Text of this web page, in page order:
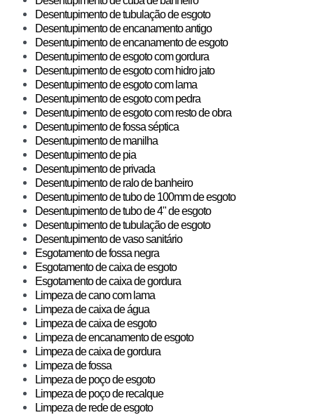
Desentupimento de tubulação de esgoto
Desentupimento de encanamento antigo
Desentupimento de encanamento de esgoto
Desentupimento de esgoto com gordura
Desentupimento de esgoto com hidro jato
Desentupimento de esgoto com lama
Desentupimento de esgoto com pedra
Desentupimento de esgoto com resto de obra
Desentupimento de fossa séptica
Desentupimento de manilha
Desentupimento de pia
Desentupimento de privada
Desentupimento de ralo de banheiro
Desentupimento de tubo de 100mm de esgoto
Desentupimento de tubo de 4" de esgoto
Desentupimento de tubulação de esgoto
Desentupimento de vaso sanitário
Esgotamento de fossa negra
Esgotamento de caixa de esgoto
Esgotamento de caixa de gordura
Limpeza de cano com lama
Limpeza de caixa de água
Limpeza de caixa de esgoto
Limpeza de encanamento de esgoto
Limpeza de caixa de gordura
Limpeza de fossa
Limpeza de poço de esgoto
Limpeza de poço de recalque
Limpeza de rede de esgoto